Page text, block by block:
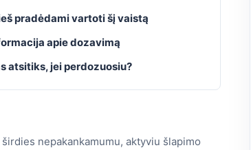
pradėdami vartoti šį vaistą
apie dozavimą
atsitiks, jei perdozuosiu?
nepakankamumu, aktyviu šlapimo